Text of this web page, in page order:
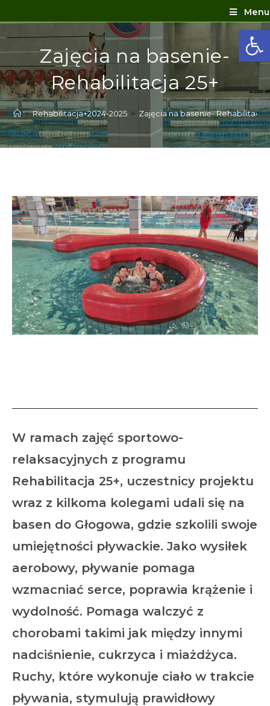
Menu
Zajęcia na basenie-
Rehabilitacja 25+
> Rehabilitacja+2024-2025 > Zajęcia na basenie- Rehabilitacja
W ramach zajęć sportowo-
relaksacyjnych z programu
Rehabilitacja 25+, uczestnicy projektu
wraz z kilkoma kolegami udali się na
basen do Głogowa, gdzie szkolili swoje
umiejętności pływackie. Jako wysiłek
aerobowy, pływanie pomaga
wzmacniać serce, poprawia krążenie i
wydolność. Pomaga walczyć z
chorobami takimi jak między innymi
nadciśnienie, cukrzyca i miażdżyca.
Ruchy, które wykonuje ciało w trakcie
pływania, stymulują prawidłowy